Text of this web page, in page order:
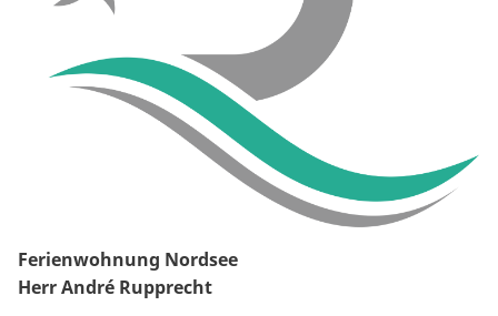
Ferienwohnung Nordsee
Herr André Rupprecht